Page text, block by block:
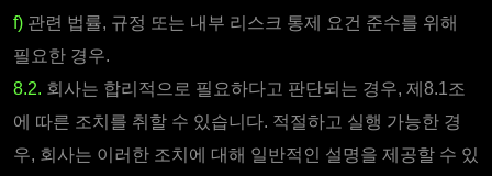
f) 관련 법률, 규정 또는 내부 리스크 통제 요건 준수를 위해
필요한 경우.
8.2. 회사는 합리적으로 필요하다고 판단되는 경우, 제8.1조
에 따른 조치를 취할 수 있습니다. 적절하고 실행 가능한 경
우, 회사는 이러한 조치에 대해 일반적인 설명을 제공할 수 있